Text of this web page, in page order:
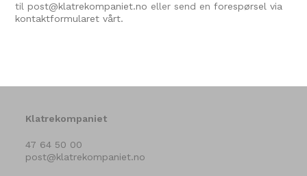
til post@klatrekompaniet.no eller send enforespørsel via
kontaktformularet vårt.
Klatrekompaniet
47 64 50 00
post@klatrekompaniet.no